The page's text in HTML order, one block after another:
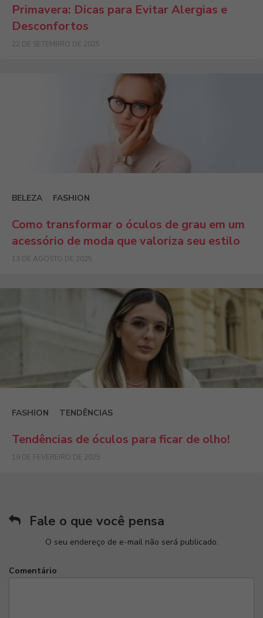
Primavera: Dicas para Evitar Alergias e
Desconfortos
22 DE SETEMBRO DE 2025
BELEZA FASHION
Como transformar o óculos de grau em um
acessório de moda que valoriza seu estilo
13 DE AGOSTO DE 2025
FASHION TENDÊNCIAS
Tendências de óculos para ficar de olho!
19 DE FEVEREIRO DE 2025
Fale o que você pensa
O seu endereço de e-mail não será publicado.
Comentário